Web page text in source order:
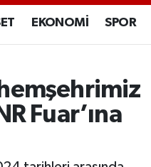
EKONOMİ SPOR
Fuar’ına
ve Fikstür